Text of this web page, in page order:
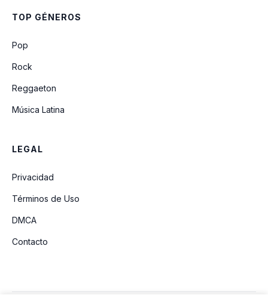
TOP GÉNEROS
Pop
Rock
Reggaeton
Música Latina
LEGAL
Privacidad
Términos de Uso
DMCA
Contacto